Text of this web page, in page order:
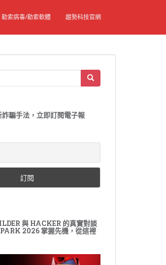
勒索病毒/勒索軟體 趨勢科技官網
騙手法，立即訂閱電子報
與 HACKER 的真實對談
2026 掌握先機，從這裡